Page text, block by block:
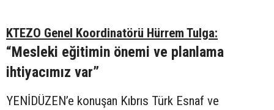
KTEZO Genel Koordinatörü Hürrem Tulga:
“Mesleki eğitimin önemi ve planlama
ihtiyacımız var”
YENİDÜZEN’e konuşan Kıbrıs Türk Esnaf ve